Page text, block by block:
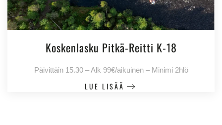
Koskenlasku Pitkä-Reitti K-18
Päivittäin 15.30 – Alk 99€/aikuinen – Minimi 2hlö
LUE LISÄÄ